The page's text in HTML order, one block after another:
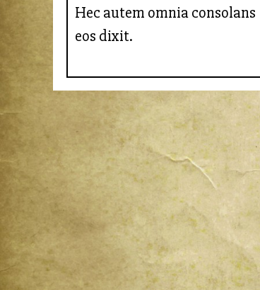
Hec autem omnia consolans
eos dixit.